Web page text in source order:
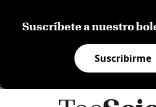
Suscríbete a nuestro
Suscribirme